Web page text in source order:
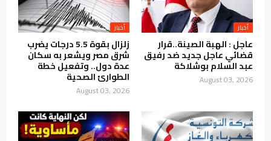
أخبار
عاجل : الهبة الصينة..قرار
قضائي عاجل جديد ضد رفيق
عبد السلام بوشلاكة
August 03, 2026
أخبار
زلزال بقوة 5.5 درجات يضرب
شرق مصر ويشعر به سكان
عدة دول.. وتفعيل خطة
الطوارئ الصحية
August 03, 2026